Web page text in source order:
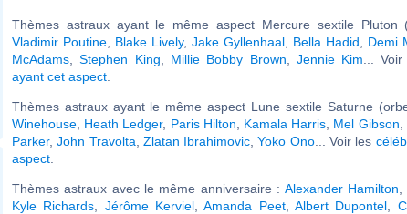
Thèmes astraux ayant le même aspect Mercure sextile Pluton
Vladimir Poutine
Blake Lively, Jake Gyllenhaal Bella Hadid Demi
McAdams ,Stephen King Millie Bobby Brown Jennie Kim ...
ayant cet aspect
Thèmes astraux ayant le même aspect Lune sextile Saturne
Winehouse Heath Ledger, Paris Hilton Kamala Harris Mel Gibson
Parker,John Travolta Zlatan Ibrahimovic ,Yoko Ono... Voir les
aspect
Thèmes astraux avec le même anniversaire : Alexander Hamilton
Kyle Richards
Jérôme Kerviel ,Amanda Peet,Albert Dupontel